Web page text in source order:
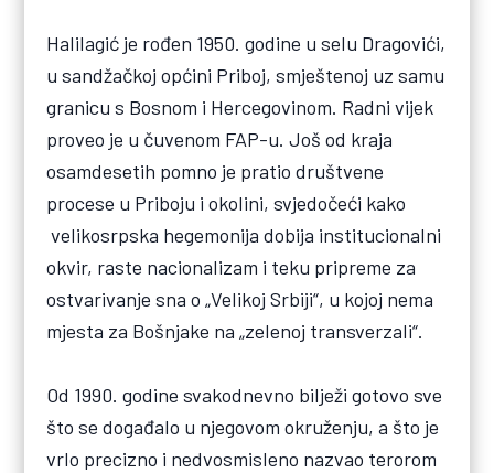
Halilagić je rođen 1950. godine u selu Dragovići,
u sandžačkoj općini Priboj, smještenoj uz samu
granicu s Bosnom i Hercegovinom. Radni vijek
proveo je u čuvenom FAP-u. Još od kraja
osamdesetih pomno je pratio društvene
procese u Priboju i okolini, svjedočeći kako
velikosrpska hegemonija dobija institucionalni
okvir, raste nacionalizam i teku pripreme za
ostvarivanje sna o „Velikoj Srbiji“, u kojoj nema
mjesta za Bošnjake na „zelenoj transverzali“.
Od 1990. godine svakodnevno bilježi gotovo sve
što se događalo u njegovom okruženju, a što je
vrlo precizno i nedvosmisleno nazvao terorom